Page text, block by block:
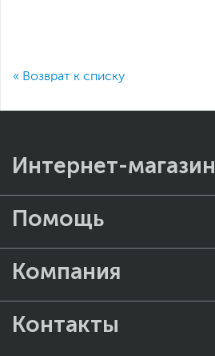
« Возврат к списку
Интернет-магазин
Помощь
Компания
Контакты